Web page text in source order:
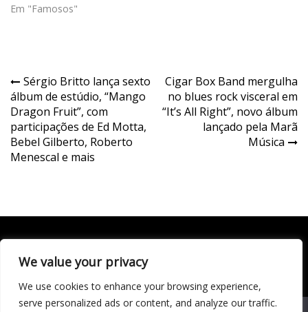
We value your privacy
We use cookies to enhance your browsing experience,
serve personalized ads or content, and analyze our traffic.
Em "Famosos"
Navegação
de
Post
Sérgio Britto lança sexto
álbum de estúdio, “Mango
Dragon Fruit”, com
participações de Ed Motta,
Bebel Gilberto, Roberto
Menescal e mais
Cigar Box Band mergulha
no blues rock visceral em
“It’s All Right”, novo álbum
lançado pela Marã
Música
Todo conteúdo publicado neste portal, incluindo textos,
responsabilidade do autor. © 2020 - 2024 Todos os direitos
reservados ao site Matéria Livre Royale News by